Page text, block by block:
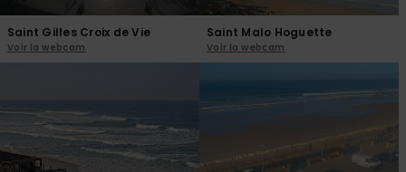
Saint Gilles Croix de Vie
Voir la webcam
Saint Malo Hoguette
Voir la webcam